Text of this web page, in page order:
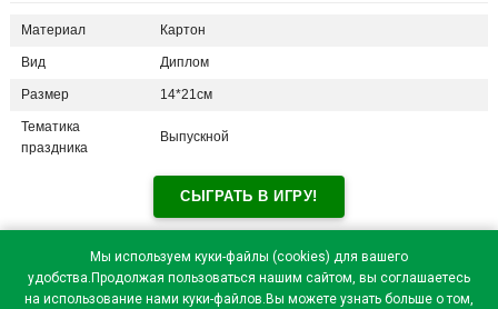
Мы используем куки-файлы (cookies) для вашего
удобства.Продолжая пользоваться нашим сайтом, вы соглашаетесь
на использование нами куки-файлов.Вы можете узнать больше о том,
Материал Картон
Вид Диплом
Размер 14*21см
Тематика
праздника
Выпускной
СЫГРАТЬ В ИГРУ!